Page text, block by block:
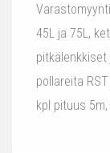
45L ja 75L,
pitkälenkkiset
pollareita
kpl pituus